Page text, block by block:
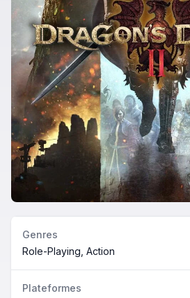
Genres
Role-Playing, Action
Plateformes